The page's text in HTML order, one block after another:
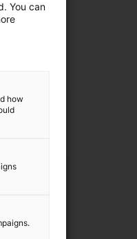
You can
how